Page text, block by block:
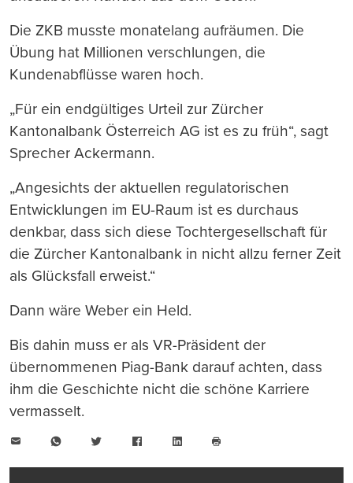
Die ZKB musste monatelang aufräumen. Die
Übung hat Millionen verschlungen, die
Kundenabflüsse waren hoch.
„Für ein endgültiges Urteil zur Zürcher
Kantonalbank Österreich AG ist es zu früh“, sagt
Sprecher Ackermann.
„Angesichts der aktuellen regulatorischen
Entwicklungen im EU-Raum ist es durchaus
denkbar, dass sich diese Tochtergesellschaft für
die Zürcher Kantonalbank in nicht allzu ferner Zeit
als Glücksfall erweist.“
Dann wäre Weber ein Held.
Bis dahin muss er als VR-Präsident der
übernommenen Piag-Bank darauf achten, dass
ihm die Geschichte nicht die schöne Karriere
vermasselt.
WhatsAppTwitter FacebookLinkedIn
drucken